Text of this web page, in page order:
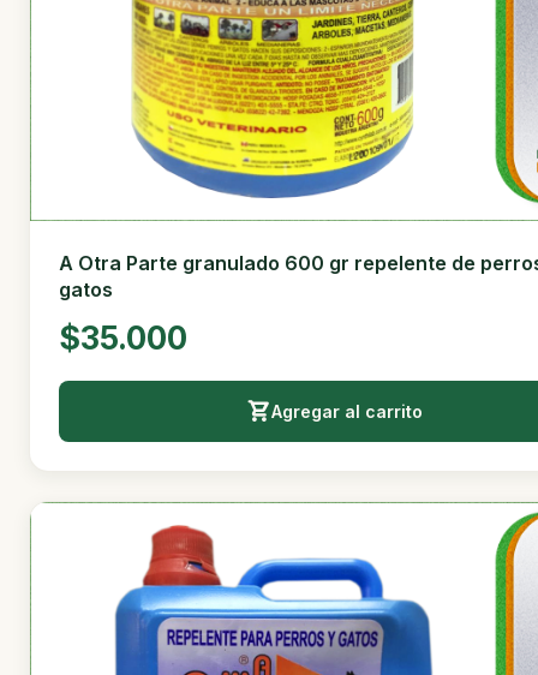
A Otra Parte granulado 600 gr repelente de
gatos
$35.000
Agregar al carrito